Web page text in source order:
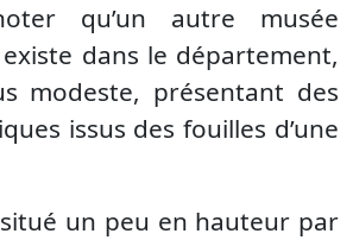
qu’un autre musée
dans le département,
modeste, présentant des
issus des fouilles d’une
un peu en hauteur par